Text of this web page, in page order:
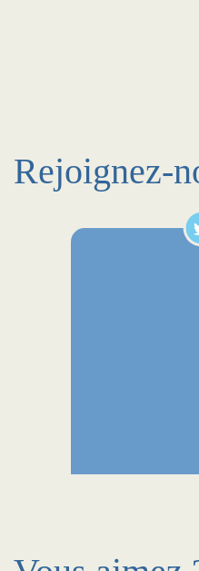
Rejoignez-